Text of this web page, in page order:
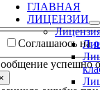
ГЛАВНАЯ
ЛИЦЕНЗИИ
Соглашаюсь на
успешно